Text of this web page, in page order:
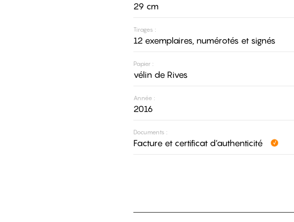
29 cm
Tirages :
12 exemplaires, numérotés et signés
Papier :
vélin de Rives
Année :
2016
Documents :
Facture et certificat d’authenticité